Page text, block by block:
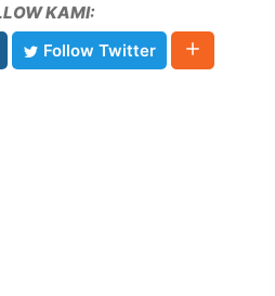
KAMI:
Follow Twitter